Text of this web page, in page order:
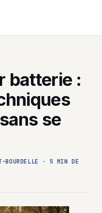
batterie :
se
BOURDELLE ·
5 MIN DE